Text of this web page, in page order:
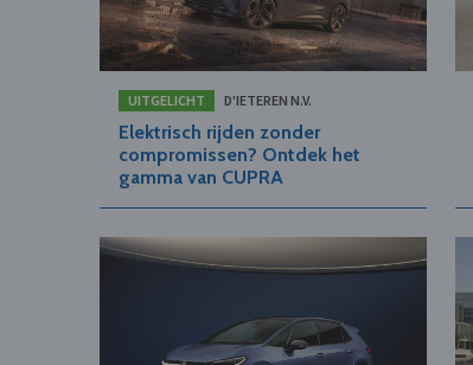
UITGELICHT D'IETEREN N.V.
Elektrisch rijden zonder
compromissen? Ontdek het
gamma van CUPRA